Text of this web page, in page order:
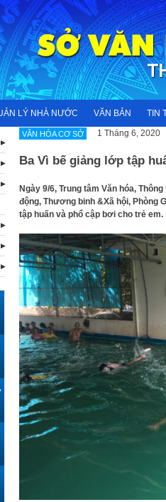
LÝ NHÀ NƯỚC VĂN BẢN TIN
VĂN HÓA CƠ SỞ 1 Tháng 6, 2020
Ba Vì bế giảng lớp tập
Ngày 9/6, Trung tâm Văn hóa,
động, Thương binh &Xã hội, Phòng
tập huấn và phổ cập bơi cho trẻ em.